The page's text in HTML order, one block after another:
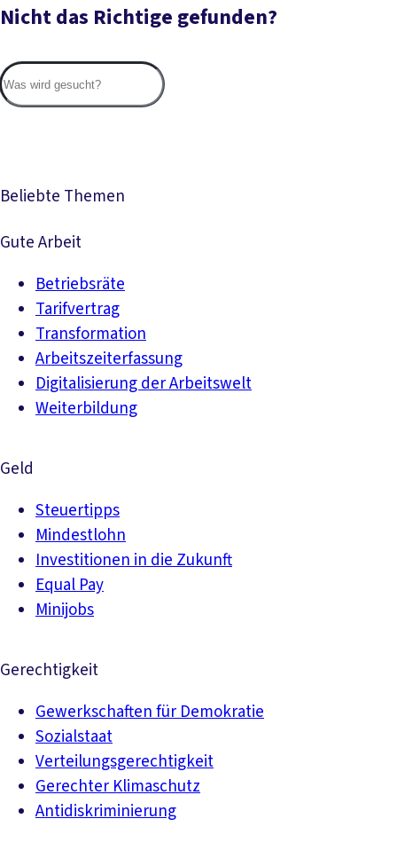
Nicht das Richtige gefunden?
Beliebte Themen
Gute Arbeit
Betriebsräte
Tarifvertrag
Transformation
Arbeitszeiterfassung
Digitalisierung der Arbeitswelt
Weiterbildung
Geld
Steuertipps
Mindestlohn
Investitionen in die Zukunft
Equal Pay
Minijobs
Gerechtigkeit
Gewerkschaften für Demokratie
Sozialstaat
Verteilungsgerechtigkeit
Gerechter Klimaschutz
Antidiskriminierung